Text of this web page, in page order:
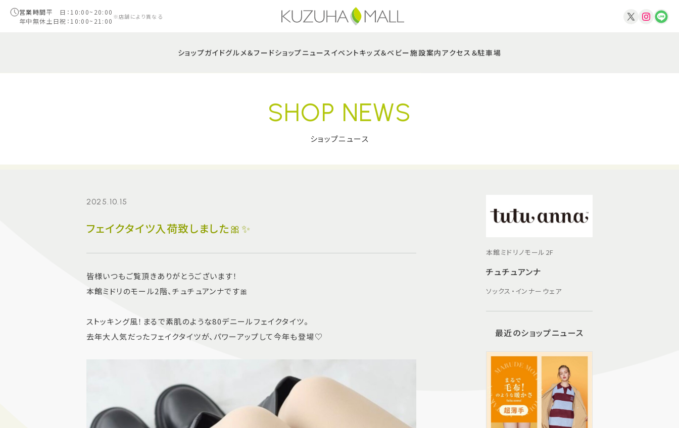
営業時間平 日：10:00~20:00
年中無休土日祝：10:00~21:00 ※店舗により異なる
ショップガイドグルメ＆フードショップニュース イベントキッズ＆ベビー施設案内アクセス＆駐車場
SHOP NEWS
ショップニュース
本館ミドリノモール2F
チュチュアンナ
ソックス・インナーウェア
2025.10.15
フェイクタイツ入荷致しました🎀✨
皆様いつもご覧頂きありがとうございます！
本館ミドリのモール2階、チュチュアンナです🎀
ストッキング風！まるで素肌のような80デニールフェイクタイツ。
去年大人気だったフェイクタイツが、パワーアップして今年も登場♡
最近のショップニュース